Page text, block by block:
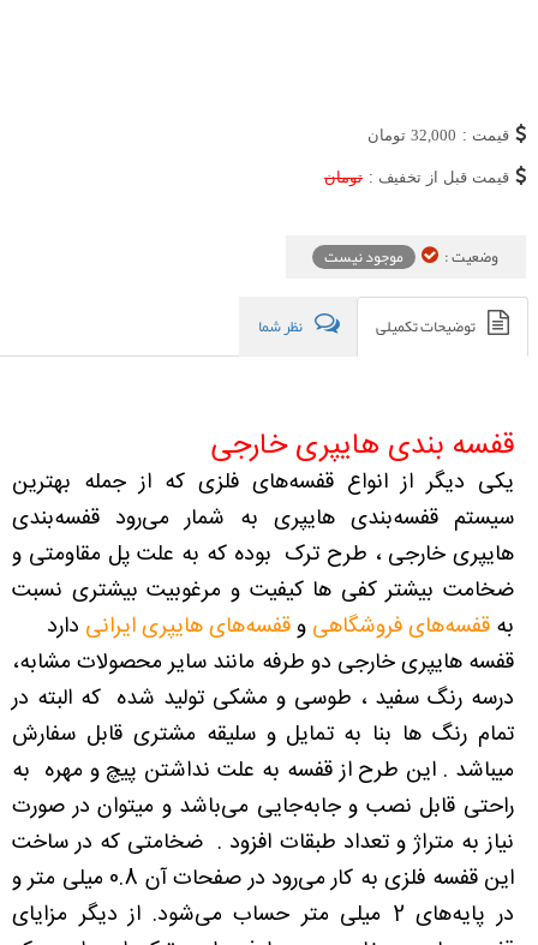
قیمت : 32,000 تومان
قیمت قبل از تخفیف : تومان
وضعیت : موجود نیست
توضیحات تکمیلی نظر شما
قفسه بندی هایپری خارجی
یکی دیگر از انواع قفسه‌های فلزی که از جمله بهترین
سیستم قفسه‌بندی هایپری به شمار می‌رود قفسه‌بندی
هایپری خارجی ، طرح ترک بوده که به علت پل مقاومتی و
ضخامت بیشتر کفی ها کیفیت و مرغوبیت بیشتری نسبت
به قفسه‌های فروشگاهی و قفسه‌های هایپری ایرانی دارد
قفسه هایپری خارجی دو طرفه مانند سایر محصولات مشابه،
درسه رنگ سفید ، طوسی و مشکی تولید شده که البته در
تمام رنگ ها بنا به تمایل و سلیقه مشتری قابل سفارش
میباشد . این طرح از قفسه به علت نداشتن پیچ و مهره به
راحتی قابل نصب و جابه‌جایی می‌باشد و میتوان در صورت
نیاز به متراژ و تعداد طبقات افزود . ضخامتی که در ساخت
این قفسه فلزی به کار می‌رود در صفحات آن 0.8 میلی متر و
در پایه‌های 2 میلی متر حساب می‌شود. از دیگر مزایای